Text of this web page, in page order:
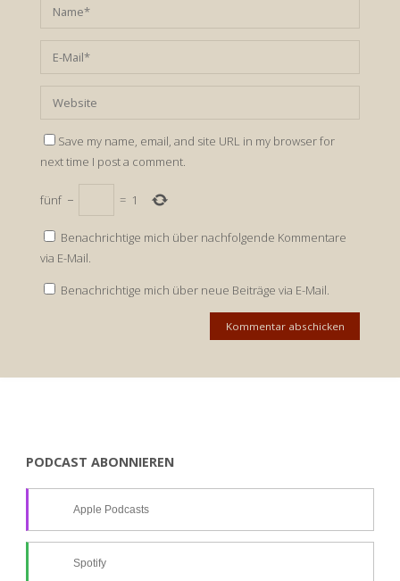
Save my name, email, and site URL in my browser for
next time I post a comment.
fünf − = 1
Benachrichtige mich über nachfolgende Kommentare
via E-Mail.
Benachrichtige mich über neue Beiträge via E-Mail.
PODCAST ABONNIEREN
Apple Podcasts
Spotify